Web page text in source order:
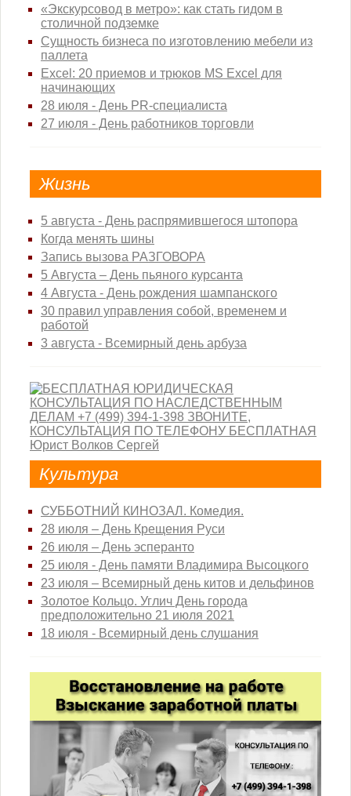
«Экскурсовод в метро»: как стать гидом в
столичной подземке
Сущность бизнеса по изготовлению мебели из
паллета
Excel: 20 приемов и трюков MS Excel для
начинающих
28 июля - День PR-специалиста
27 июля - День работников торговли
Жизнь
5 августа - День распрямившегося штопора
Когда менять шины
Запись вызова РАЗГОВОРА
5 Августа – День пьяного курсанта
4 Августа - День рождения шампанского
30 правил управления собой, временем и
работой
3 августа - Всемирный день арбуза
Культура
СУББОТНИЙ КИНОЗАЛ. Комедия.
28 июля – День Крещения Руси
26 июля – День эсперанто
25 июля - День памяти Владимира Высоцкого
23 июля – Всемирный день китов и дельфинов
Золотое Кольцо. Углич День города
предположительно 21 июля 2021
18 июля - Всемирный день слушания